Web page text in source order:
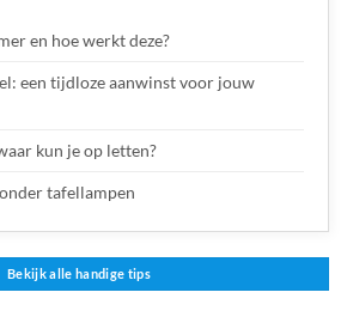
en hoe werkt deze?
een tijdloze aanwinst voor jouw
kun je op letten?
tafellampen
Bekijk alle handige tips